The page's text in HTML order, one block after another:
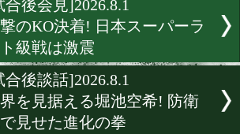
夢が大阪見参! 注目の日本
動!
[試合後談話]2026.8.2
大阪で壮絶打撃戦! ランカ
士が真っ向勝負